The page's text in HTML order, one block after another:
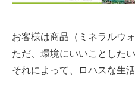
お客様は商品（ミネラルウ
ただ、環境にいいことしたい
それによって、ロハスな生